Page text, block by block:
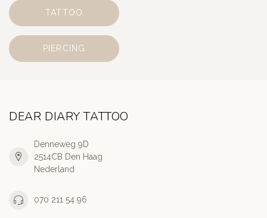
TATTOO
PIERCING
DEAR DIARY TATTOO
Denneweg 9D
2514CB Den Haag
Nederland
070 211 54 96